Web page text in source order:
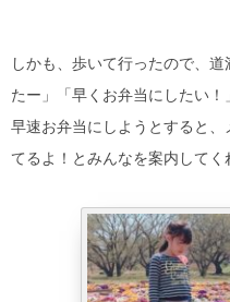
しかも、歩いて行ったので、
たー」「早くお弁当にしたい
早速お弁当にしようとすると
てるよ！とみんなを案内してく